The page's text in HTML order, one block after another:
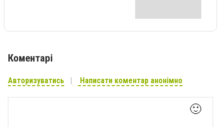
Коментарі
Авторизуватись Написати коментар анонімно
🙂